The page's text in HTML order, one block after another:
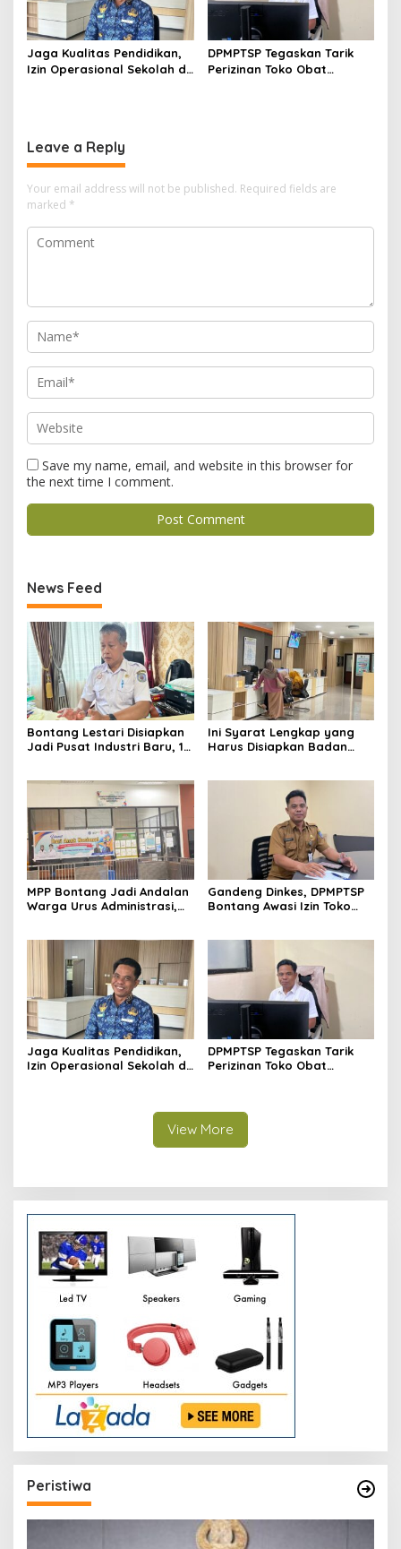
Jaga Kualitas Pendidikan,
Izin Operasional Sekolah di
DPMPTSP Tegaskan Tarik
Perizinan Toko Obat
Leave a Reply
Your email address will not be published. Required fields are
marked *
Save my name, email, and website in this browser for
the next time I comment.
News Feed
Bontang Lestari Disiapkan
Jadi Pusat Industri Baru, 18
Ini Syarat Lengkap yang
Harus Disiapkan Badan
MPP Bontang Jadi Andalan
Warga Urus Administrasi,
Gandeng Dinkes, DPMPTSP
Bontang Awasi Izin Toko
Jaga Kualitas Pendidikan,
Izin Operasional Sekolah di
DPMPTSP Tegaskan Tarik
Perizinan Toko Obat
View More
Peristiwa